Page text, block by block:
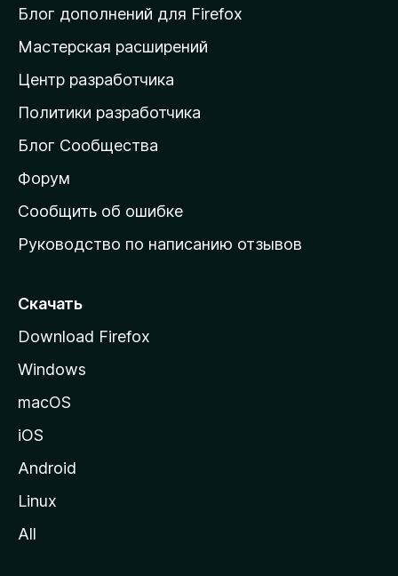
и
а
д
о
а
ш
н
ю
т
а
н
у
M
i
Блог дополнений для Firefox
Мастерская расширений
Центр разработчика
Политики разработчика
Блог Сообщества
Форум
Сообщить об ошибке
Руководство по написанию отзывов
Скачать
Download Firefox
Windows
macOS
iOS
Android
Linux
All